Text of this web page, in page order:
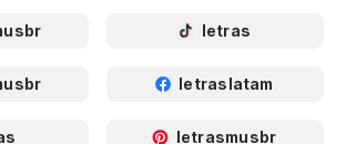
letras
letraslatam
letrasmusbr